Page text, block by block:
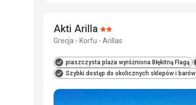
Akti Arilla Ocena:
2/5
Grecja - Korfu - Arillas
piaszczysta plaża wyróżniona Błękitną Flagą
Szybki dostęp do okolicznych sklepów i barów